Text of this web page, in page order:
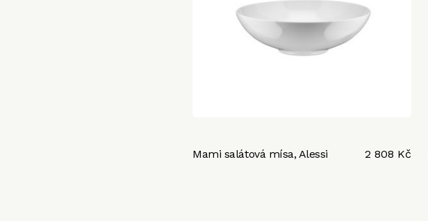
Mami salátová mísa, Alessi 2 808 Kč